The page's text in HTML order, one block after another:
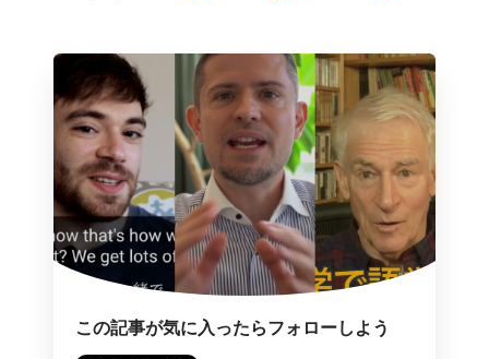
この記事が気に入ったらフォローしよう